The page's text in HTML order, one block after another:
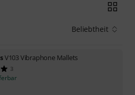
Beliebtheit
V103 Vibraphone Mallets
3